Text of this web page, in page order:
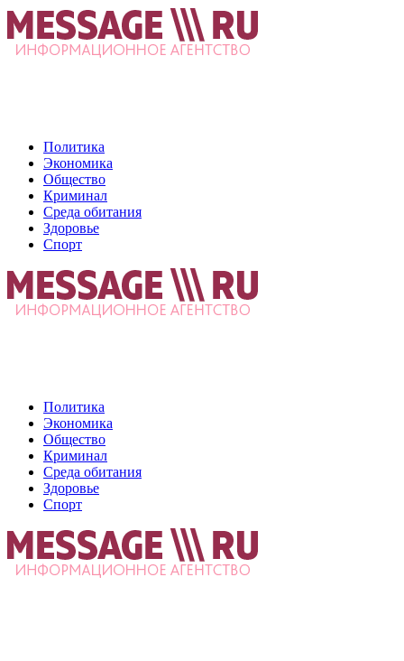
Политика
Экономика
Общество
Криминал
Среда обитания
Здоровье
Спорт
Политика
Экономика
Общество
Криминал
Среда обитания
Здоровье
Спорт